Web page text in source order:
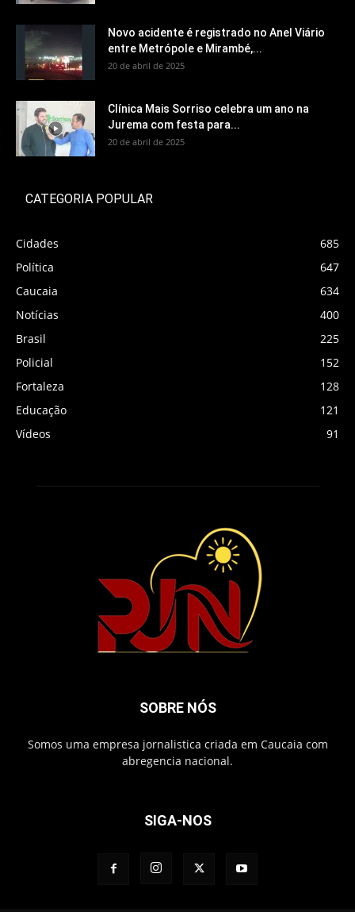
Novo acidente é registrado no Anel Viário
entre Metrópole e Mirambé,...
20 de abril de 2025
Clínica Mais Sorriso celebra um ano na
Jurema com festa para...
20 de abril de 2025
CATEGORIA POPULAR
Cidades
685
Política
647
Caucaia
634
Notícias
400
Brasil
225
Policial
152
Fortaleza
128
Educação
121
Vídeos
91
SOBRE NÓS
Somos uma empresa jornalistica criada em Caucaia com
abregencia nacional.
SIGA-NOS